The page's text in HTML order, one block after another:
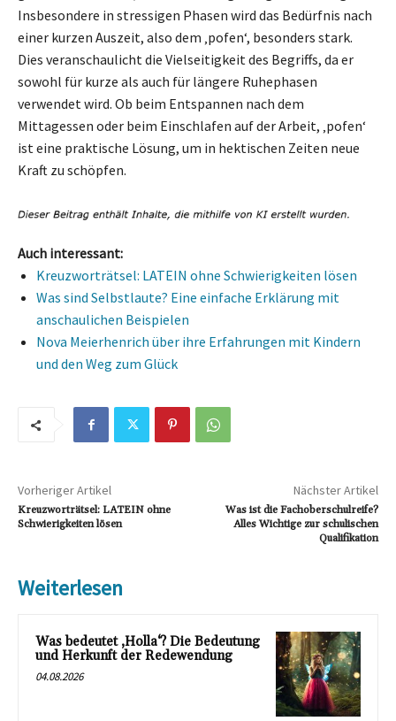
Insbesondere in stressigen Phasen wird das Bedürfnis nach
einer kurzen Auszeit, also dem ‚pofen‘, besonders stark.
Dies veranschaulicht die Vielseitigkeit des Begriffs, da er
sowohl für kurze als auch für längere Ruhephasen
verwendet wird. Ob beim Entspannen nach dem
Mittagessen oder beim Einschlafen auf der Arbeit, ‚pofen‘
ist eine praktische Lösung, um in hektischen Zeiten neue
Kraft zu schöpfen.
Auch interessant:
Kreuzworträtsel: LATEIN ohne Schwierigkeiten lösen
Was sind Selbstlaute? Eine einfache Erklärung mit
anschaulichen Beispielen
Nova Meierhenrich über ihre Erfahrungen mit Kindern
und den Weg zum Glück
Vorheriger Artikel
Kreuzworträtsel: LATEIN ohne
Schwierigkeiten lösen
Nächster Artikel
Was ist die Fachoberschulreife?
Alles Wichtige zur schulischen
Qualifikation
Weiterlesen
Was bedeutet ‚Holla‘? Die Bedeutung
und Herkunft der Redewendung
04.08.2026